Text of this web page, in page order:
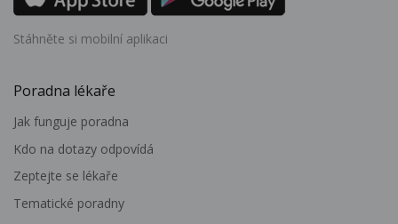
Stáhněte si mobilní aplikaci
Poradna lékaře
Jak funguje poradna
Kdo na dotazy odpovídá
Zeptejte se lékaře
Tematické poradny